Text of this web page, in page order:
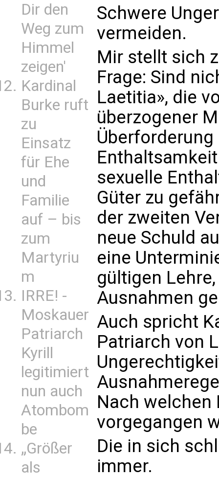
Dir den
Weg zum
Himmel
zeigen'
Kardinal
Burke ruft
zu
Einsatz
für Ehe
und
Familie
auf – bis
zum
Martyriu
m
IRRE! -
Moskauer
Patriarch
Kyrill
legitimiert
nun auch
Atombom
be
„Größer
als
Schwere
vermeiden.
Mir stellt sich
Frage: Sind
Laetitia», die
überzogener
sexuelle
Güter zu
der zweiten
neue Schuld
eine
gültigen
Ausnahmen
Auch spricht
Patriarch von
Nach welchen
vorgegangen
Die in sich
immer.